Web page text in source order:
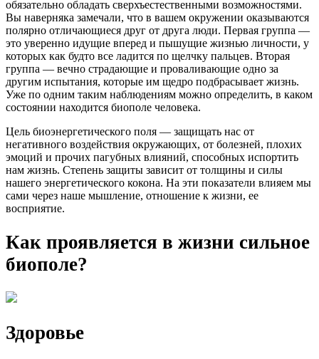
обязательно обладать сверхъестественными возможностями.
Вы наверняка замечали, что в вашем окружении оказываются
полярно отличающиеся друг от друга люди. Первая группа —
это уверенно идущие вперед и пышущие жизнью личности, у
которых как будто все ладится по щелчку пальцев. Вторая
группа — вечно страдающие и проваливающие одно за
другим испытания, которые им щедро подбрасывает жизнь.
Уже по одним таким наблюдениям можно определить, в каком
состоянии находится биополе человека.
Цель биоэнергетического поля — защищать нас от
негативного воздействия окружающих, от болезней, плохих
эмоций и прочих пагубных влияний, способных испортить
нам жизнь. Степень защиты зависит от толщины и силы
нашего энергетического кокона. На эти показатели влияем мы
сами через наше мышление, отношение к жизни, ее
восприятие.
Как проявляется в жизни сильное
биополе?
Здоровье